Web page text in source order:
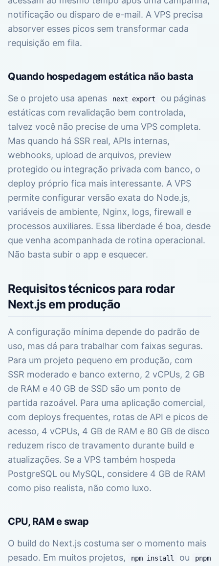
notificação ou disparo de e-mail. A VPS precisa
absorver esses picos sem transformar cada
requisição em fila.
Quando hospedagem estática não basta
Se o projeto usa apenas next export
ou páginas
estáticas com revalidação bem controlada,
talvez você não precise de uma VPS completa.
Mas quando há SSR real, APIs internas,
webhooks, upload de arquivos, preview
protegido ou integração privada com banco, o
deploy próprio fica mais interessante. A VPS
permite configurar versão exata do Node.js,
variáveis de ambiente, Nginx, logs, firewall e
processos auxiliares. Essa liberdade é boa, desde
que venha acompanhada de rotina operacional.
Não basta subir o app e esquecer.
Requisitos técnicos para rodar
Next.js em produção
A configuração mínima depende do padrão de
uso, mas dá para trabalhar com faixas seguras.
Para um projeto pequeno em produção, com
SSR moderado e banco externo, 2 vCPUs, 2 GB
de RAM e 40 GB de SSD são um ponto de
partida razoável. Para uma aplicação comercial,
com deploys frequentes, rotas de API e picos de
acesso, 4 vCPUs, 4 GB de RAM e 80 GB de disco
reduzem risco de travamento durante build e
atualizações. Se a VPS também hospeda
PostgreSQL ou MySQL, considere 4 GB de RAM
como piso realista, não como luxo.
CPU, RAM e swap
O build do Next.js costuma ser o momento mais
pesado. Em muitos projetos,
npm install ou
pnpm